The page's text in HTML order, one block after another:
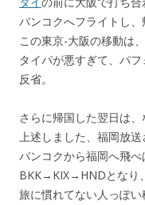
バンコクへフライトし、
この東京-大阪の移動は
タイパが悪すぎて、パフ
反省。
さらに帰国した翌日は、
上述しました、福岡放送
バンコクから福岡へ飛べ
BKK→KIX→HNDとなり
旅に慣れてない人っぽい